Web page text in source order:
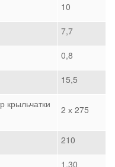
10
7,7
0,8
15,5
крыльчатки
2 х 275
210
1,30